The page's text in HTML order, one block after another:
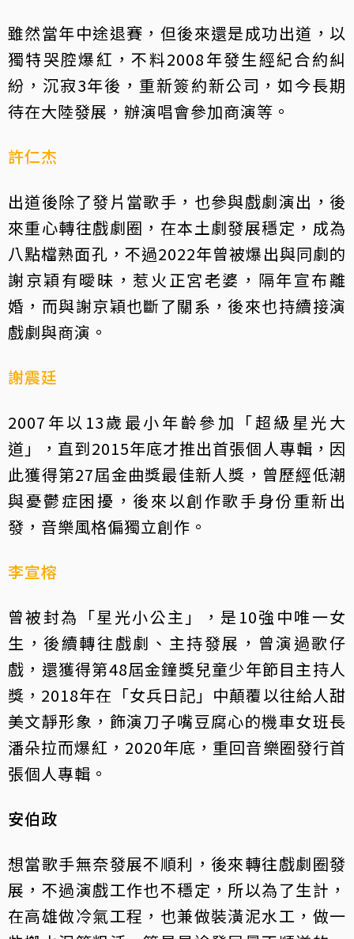
雖然當年中途退賽，但後來還是成功出道，以
獨特哭腔爆紅，不料2008年發生經紀合約糾
紛，沉寂3年後，重新簽約新公司，如今長期
待在大陸發展，辦演唱會參加商演等。
許仁杰
出道後除了發片當歌手，也參與戲劇演出，後
來重心轉往戲劇圈，在本土劇發展穩定，成為
八點檔熟面孔，不過2022年曾被爆出與同劇的
謝京穎有曖昧，惹火正宮老婆，隔年宣布離
婚，而與謝京穎也斷了關系，後來也持續接演
戲劇與商演。
謝震廷
2007年以13歲最小年齡參加「超級星光大
道」，直到2015年底才推出首張個人專輯，因
此獲得第27屆金曲獎最佳新人獎，曾歷經低潮
與憂鬱症困擾，後來以創作歌手身份重新出
發，音樂風格偏獨立創作。
李宣榕
曾被封為「星光小公主」，是10強中唯一女
生，後續轉往戲劇、主持發展，曾演過歌仔
戲，還獲得第48屆金鐘獎兒童少年節目主持人
獎，2018年在「女兵日記」中顛覆以往給人甜
美文靜形象，飾演刀子嘴豆腐心的機車女班長
潘朵拉而爆紅，2020年底，重回音樂圈發行首
張個人專輯。
安伯政
想當歌手無奈發展不順利，後來轉往戲劇圈發
展，不過演戲工作也不穩定，所以為了生計，
在高雄做冷氣工程，也兼做裝潢泥水工，做一